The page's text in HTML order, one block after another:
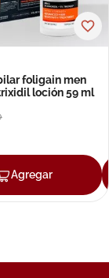
foligain men
loción 59 ml
Agregar